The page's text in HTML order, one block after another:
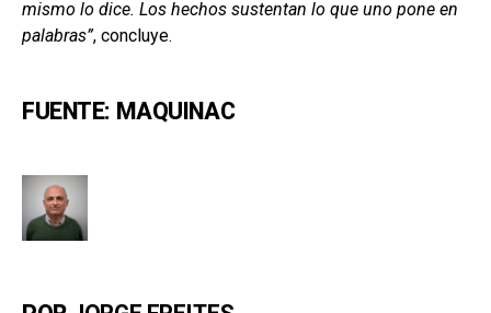
mismo lo dice. Los hechos sustentan lo que uno pone en
palabras”, concluye.
FUENTE: MAQUINAC